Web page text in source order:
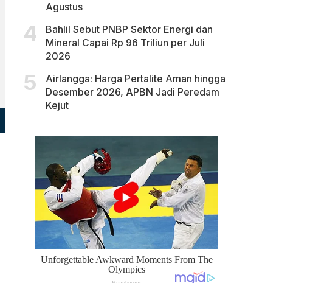
Agustus
Bahlil Sebut PNBP Sektor Energi dan
Mineral Capai Rp 96 Triliun per Juli
2026
Airlangga: Harga Pertalite Aman hingga
Desember 2026, APBN Jadi Peredam
Kejut